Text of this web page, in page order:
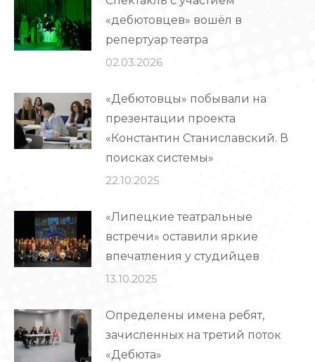
«дебютовцев» вошёл в
репертуар театра
02.03.2026
«Дебютовцы» побывали на
презентации проекта
«Константин Станиславский. В
поисках системы»
22.10.2025
«Липецкие театральные
встречи» оставили яркие
впечатления у студийцев
13.10.2025
Определены имена ребят,
зачисленных на третий поток
«Дебюта»